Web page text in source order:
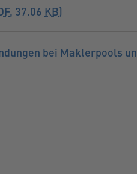
, 37.06 KB)
bei Maklerpools